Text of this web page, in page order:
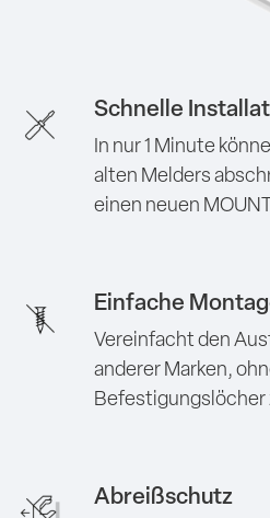
Schnelle
In nur 1 Minute
alten Melders
einen neuen
Einfache
Vereinfacht den
anderer Marken,
Befestigungslöcher
Abreißschutz